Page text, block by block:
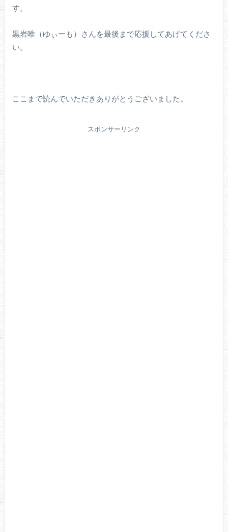
す。
黒岩唯（ゆぃーも）さんを最後まで応援してあげてくださ
い。
ここまで読んでいただきありがとうございました。
スポンサーリンク